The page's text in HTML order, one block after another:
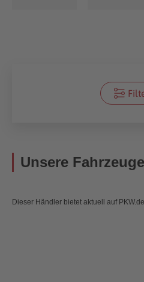
Unsere
Dieser Händler bietet aktuell auf